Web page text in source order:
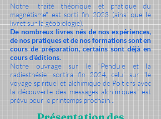
Notre "traité théorique et pratique du
magnétisme" est sorti fin 2023 (ainsi que le
livret sur la géobiologie).
De nombreux livres nés de nos expériences,
de nos pratiques et de nos formations sont en
cours de préparation, certains sont déjà en
cours d'éditions.
Notre ouvrage sur le "Pendule et la
radiesthésie" sortira fin 2024, celui sur "le
voyage spirituel et alchimique de Poitiers avec
la découverte des messages alchimiques" est
prévu pour le printemps prochain...